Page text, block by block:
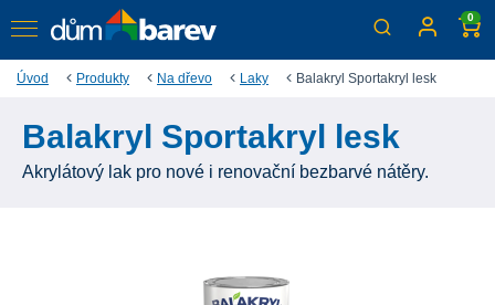
0
Úvod Produkty Na dřevo Laky Balakryl Sportakryl lesk
Balakryl Sportakryl lesk
Akrylátový lak pro nové i renovační bezbarvé nátěry.